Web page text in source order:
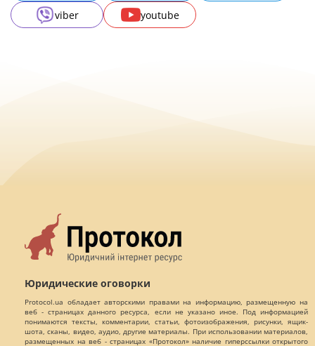
viber
youtube
Юридические оговорки
Protocol.ua обладает авторскими правами на информацию, размещенную на
веб - страницах данного ресурса, если не указано иное. Под информацией
понимаются тексты, комментарии, статьи, фотоизображения, рисунки, ящик-
шота, сканы, видео, аудио, другие материалы. При использовании материалов,
размещенных на веб - страницах «Протокол» наличие гиперссылки открытого